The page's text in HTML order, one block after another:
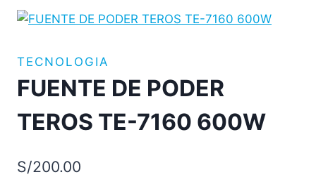
TECNOLOGIA
FUENTE DE PODER
TEROS TE-7160 600W
S/200.00